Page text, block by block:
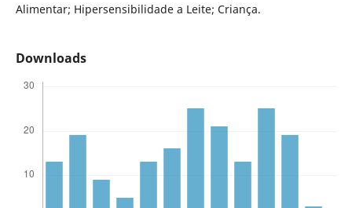
Alimentar; Hipersensibilidade a Leite; Criança.
Downloads